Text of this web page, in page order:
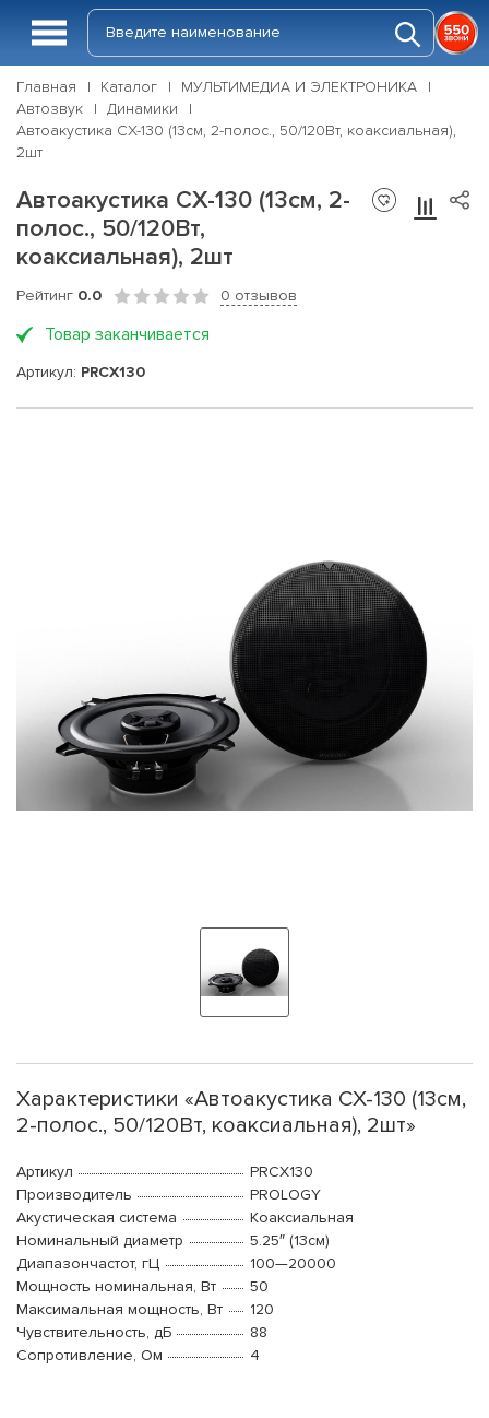
Главная Каталог
МУЛЬТИМЕДИА И ЭЛЕКТРОНИКА
Автозвук
Динамики
Автоакустика CX-130 (13см, 2-полос., 50/120Вт, коаксиальная),
2шт
Автоакустика CX-130 (13см, 2-
полос., 50/120Вт,
коаксиальная), 2шт
Рейтинг 0.0 0 отзывов
Товар заканчивается
Артикул: PRCX130
Характеристики «Автоакустика CX-130 (13см,
2-полос., 50/120Вт, коаксиальная), 2шт»
Артикул
PRCX130
Производитель
PROLOGY
Акустическая система
Коаксиальная
Номинальный диаметр
5.25″ (13см)
Диапазончастот, гЦ
100—20000
Мощность номинальная, Вт
50
Максимальная мощность, Вт
120
Чувствительность, дБ
88
Сопротивление, Ом
4